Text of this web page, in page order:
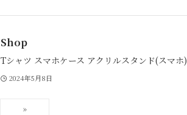
Shop
Tシャツ スマホケース アクリルスタンド(スマホ)
2024年5月8日